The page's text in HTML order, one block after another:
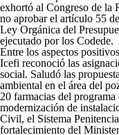
exhortó al Congreso de la
no aprobar el artículo 55
Ley Orgánica del
ejecutado por los Codede.
Entre los aspectos
Icefi reconoció las
social. Saludó las
ambiental en el área del
20 farmacias del
modernización de
Civil, el Sistema
fortalecimiento del